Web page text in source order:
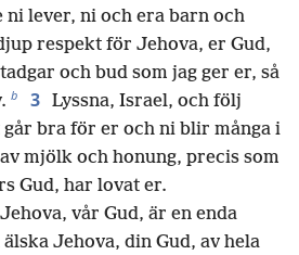
ni lever, ni och era barn och
respekt för Jehova, er Gud,
och bud som jag ger er, så
b 3 Lyssna, Israel, och följ
går bra för er och ni blir många i
mjölk och honung, precis som
Gud, har lovat er.
vår Gud, är en enda
älska Jehova, din Gud, av hela